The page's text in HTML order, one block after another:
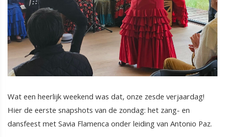
Wat een heerlijk weekend was dat, onze zesde verjaardag!
Hier de eerste snapshots van de zondag: het zang- en
dansfeest met Savia Flamenca onder leiding van Antonio Paz.